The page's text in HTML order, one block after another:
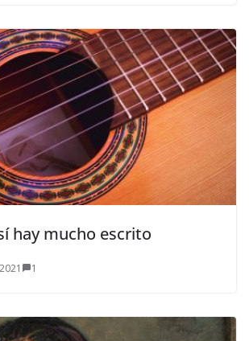
hay mucho escrito
1